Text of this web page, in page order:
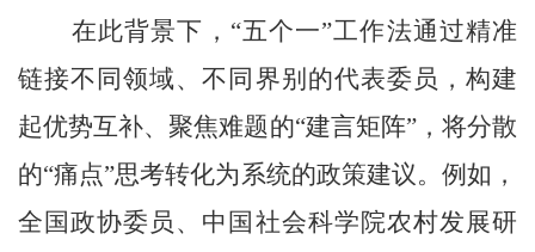
在此背景下，“五个一”工作法通过精准
链接不同领域、不同界别的代表委员，构建
起优势互补、聚焦难题的“建言矩阵”，将分散
的“痛点”思考转化为系统的政策建议。例如，
全国政协委员、中国社会科学院农村发展研